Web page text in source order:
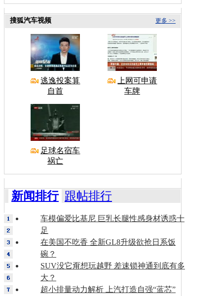
更多 >>
搜狐汽车视频
逃逸投案算
自首
上网可申请
车牌
足球名宿车
祸亡
新闻排行 跟帖排行
车模偏爱比基尼 巨乳长腿性感身材诱惑十
足
在美国不吃香 全新GL8升级欲抢日系饭
碗？
SUV没它甭想玩越野 差速锁神通到底有多
大？
超小排量动力解析 上汽打造自强“蓝芯”